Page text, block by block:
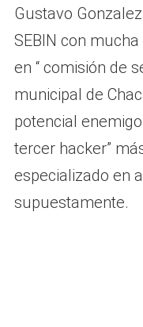
Gustavo
SEBIN con
en “ comisión de
municipal de
potencial
tercer hacker”
especializado en
supuestamente.